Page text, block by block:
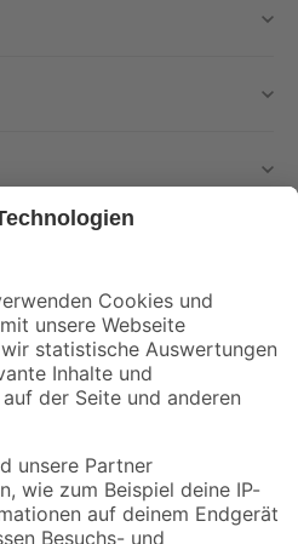
und Aktionen mehr verpassen!
Versandarten